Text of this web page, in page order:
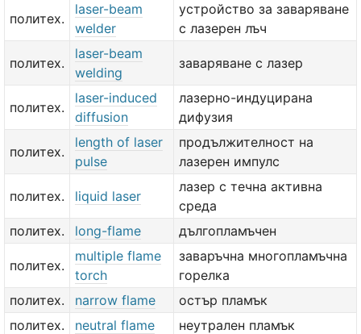
политех.
laser-beam
welder
устройство за заваряване
с лазерен лъч
политех.
laser-beam
welding
заваряване с лазер
политех.
laser-induced
diffusion
лазерно-индуцирана
дифузия
политех.
length of laser
pulse
продължителност на
лазерен импулс
политех. liquid laser
лазер с течна активна
среда
политех.
long-flame дългопламъчен
политех.
multiple flame
torch
заваръчна многопламъчна
горелка
политех.
narrow flame
остър пламък
политех.
neutral flame неутрален пламък